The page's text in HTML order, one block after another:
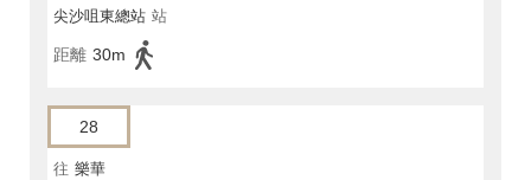
尖沙咀東總站 站
距離 30m
28
往 樂華